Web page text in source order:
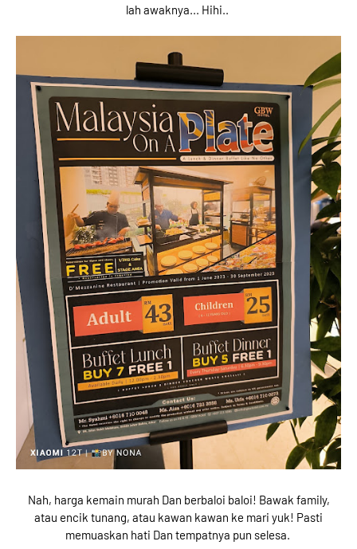
lah awaknya... Hihi..
Nah, harga kemain murah Dan berbaloi baloi! Bawak family,
atau encik tunang, atau kawan kawan ke mari yuk! Pasti
memuaskan hati Dan tempatnya pun selesa.